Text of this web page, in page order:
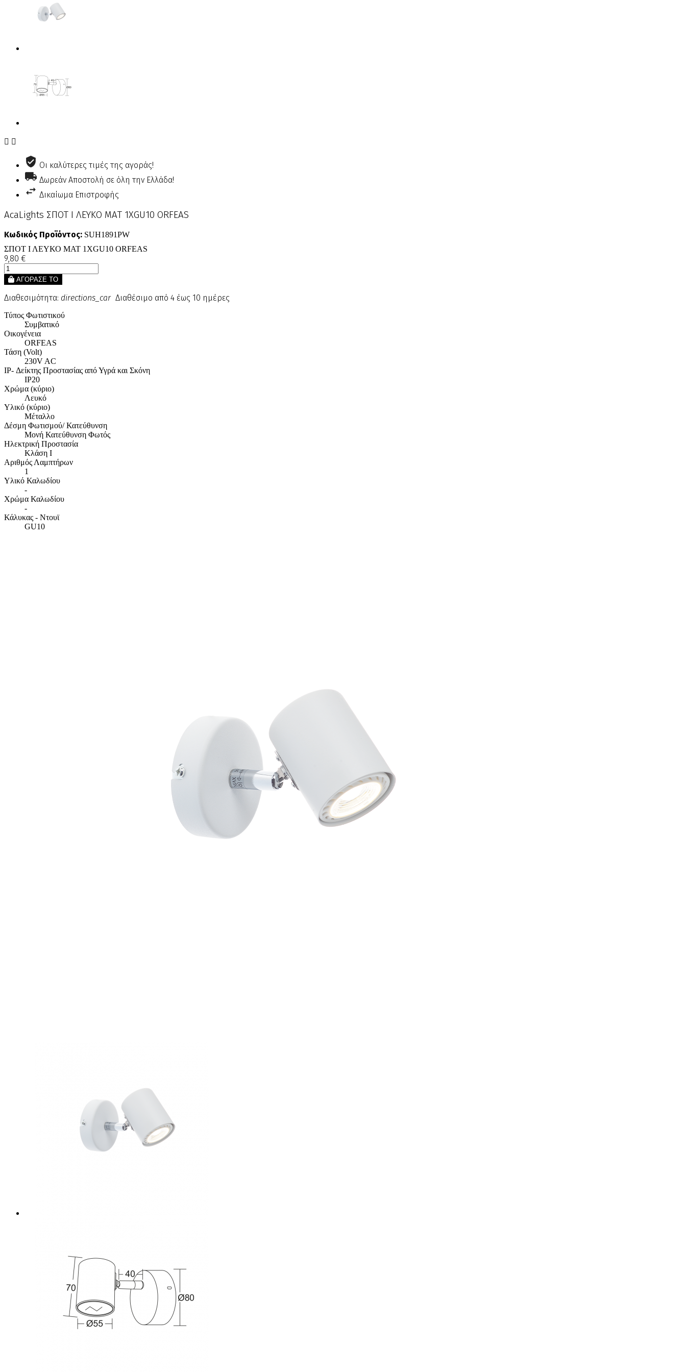
 
Οι καλύτερες τιμές της αγοράς!
Δωρεάν Αποστολή σε όλη την Ελλάδα!
Δικαίωμα Επιστροφής
AcaLights ΣΠΟΤ Ι ΛΕΥΚΟ ΜΑΤ 1ΧGU10 ORFEAS
Κωδικός Προϊόντος: SUH1891PW
ΣΠΟΤ Ι ΛΕΥΚΟ ΜΑΤ 1ΧGU10 ORFEAS
9,80 €
ΑΓΟΡΑΣΕ ΤΟ
Διαθεσιμότητα: directions_car Διαθέσιμο από 4 έως 10 ημέρες
Τύπος Φωτιστικού
Συμβατικό
Οικογένεια
ORFEAS
Τάση (Volt)
230V AC
IP- Δείκτης Προστασίας από Υγρά και Σκόνη
IP20
Χρώμα (κύριο)
Λευκό
Υλικό (κύριο)
Μέταλλο
Δέσμη Φωτισμού/ Κατεύθυνση
Μονή Κατεύθυνση Φωτός
Ηλεκτρική Προστασία
Κλάση Ι
Αριθμός Λαμπτήρων
1
Υλικό Καλωδίου
-
Χρώμα Καλωδίου
-
Κάλυκας - Ντουϊ
GU10